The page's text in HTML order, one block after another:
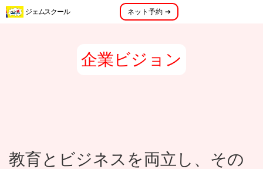
ジェムスクール ネット予約 ➔
企業ビジョン
教育とビジネスを両立し、その